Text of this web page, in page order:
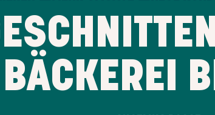
BÄCKEREI